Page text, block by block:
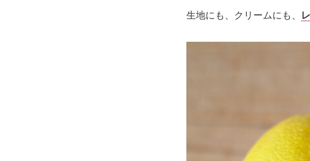
生地にも、クリームにも、